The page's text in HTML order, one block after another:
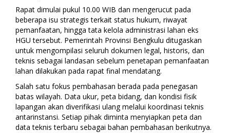
Rapat dimulai pukul 10.00 WIB dan mengerucut pada
beberapa isu strategis terkait status hukum, riwayat
pemanfaatan, hingga tata kelola administrasi lahan eks
HGU tersebut. Pemerintah Provinsi Bengkulu ditugaskan
untuk mengompilasi seluruh dokumen legal, historis, dan
teknis sebagai landasan sebelum penetapan pemanfaatan
lahan dilakukan pada rapat final mendatang.
Salah satu fokus pembahasan berada pada penegasan
batas wilayah. Data ukur, peta bidang, dan kondisi fisik
lapangan akan diverifikasi ulang melalui koordinasi teknis
antarinstansi. Setiap pihak diminta menyiapkan peta dan
data teknis terbaru sebagai bahan pembahasan berikutnya.